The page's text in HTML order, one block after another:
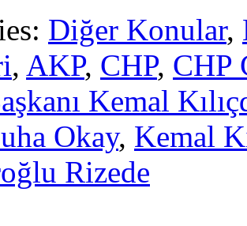
Diğer Konular,
, AKP, CHP, CHP
Kemal
Okay, Kemal
Rizede